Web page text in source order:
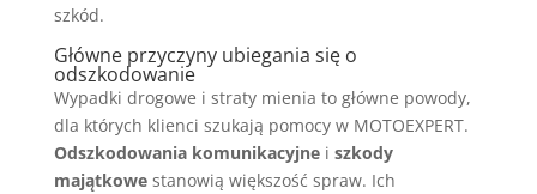
szkód.
Główne przyczyny ubiegania się o
odszkodowanie
Wypadki drogowe i straty mienia to główne powody,
dla których klienci szukają pomocy w MOTOEXPERT.
Odszkodowania komunikacyjnei szkody
majątkowestanowią większość spraw. Ich